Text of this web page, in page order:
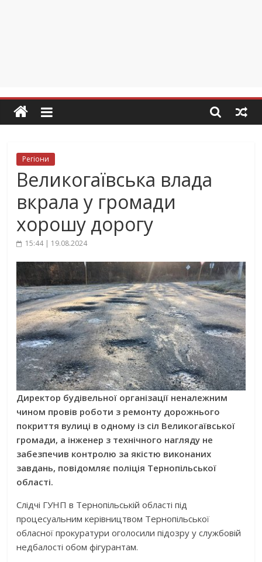
Регіони
Великогаївська влада
вкрала у громади
хорошу дорогу
15:44 | 19.08.2024
Директор будівельної організації неналежним
чином провів роботи з ремонту дорожнього
покриття вулиці в одному із сіл Великогаївської
громади, а інженер з технічного нагляду не
забезпечив контролю за якістю виконаних
завдань, повідомляє поліція Тернопільської
області.
Слідчі ГУНП в Тернопільській області під
процесуальним керівництвом Тернопільської
обласної прокуратури оголосили підозру у службовій
недбалості обом фігурантам.